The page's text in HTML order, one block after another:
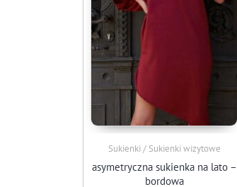
Sukienki / Sukienki wizytowe
asymetryczna sukienka na lato –
bordowa